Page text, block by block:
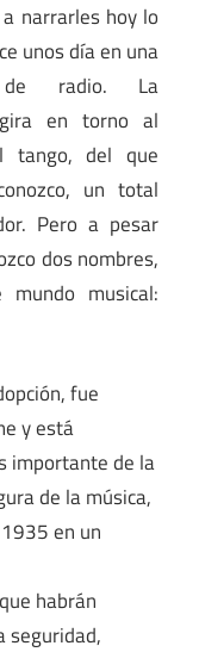
narrarles hoy lo
unos día en una
de radio. La
en torno al
tango, del que
un total
Pero a pesar
dos nombres,
musical:
fue
y está
importante de la
de la música,
en un
habrán
seguridad,